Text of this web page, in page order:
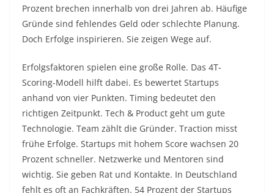
Prozent brechen innerhalb von drei Jahren ab. Häufige
Gründe sind fehlendes Geld oder schlechte Planung.
Doch Erfolge inspirieren. Sie zeigen Wege auf.​
Erfolgsfaktoren spielen eine große Rolle. Das 4T-
Scoring-Modell hilft dabei. Es bewertet Startups
anhand von vier Punkten. Timing bedeutet den
richtigen Zeitpunkt. Tech & Product geht um gute
Technologie. Team zählt die Gründer. Traction misst
frühe Erfolge. Startups mit hohem Score wachsen 20
Prozent schneller. Netzwerke und Mentoren sind
wichtig. Sie geben Rat und Kontakte. In Deutschland
fehlt es oft an Fachkräften. 54 Prozent der Startups